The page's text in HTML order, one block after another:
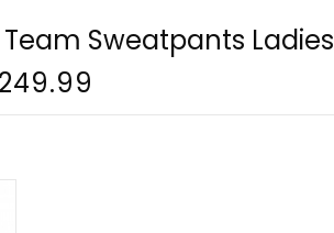
Team Sweatpants Ladies